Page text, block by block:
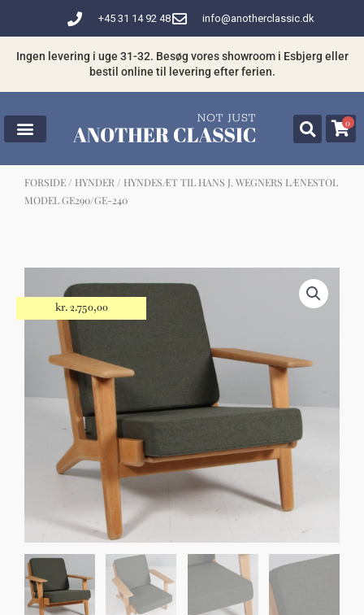
indholdet
+45 31 14 92 48 info@anotherclassic.dk
Ingen levering i uge 31-32. Besøg vores showroom i Esbjerg eller
bestil online til levering efter ferien.
0
FORSIDE / HYNDER / HYNDESÆT TIL HANS J. WEGNERS LÆNESTOL
MODEL GE290/GE-240
have din interesse?
Sko til Arne Jacobsen stole
Stole
DKK 100,00
kr.2.750,00